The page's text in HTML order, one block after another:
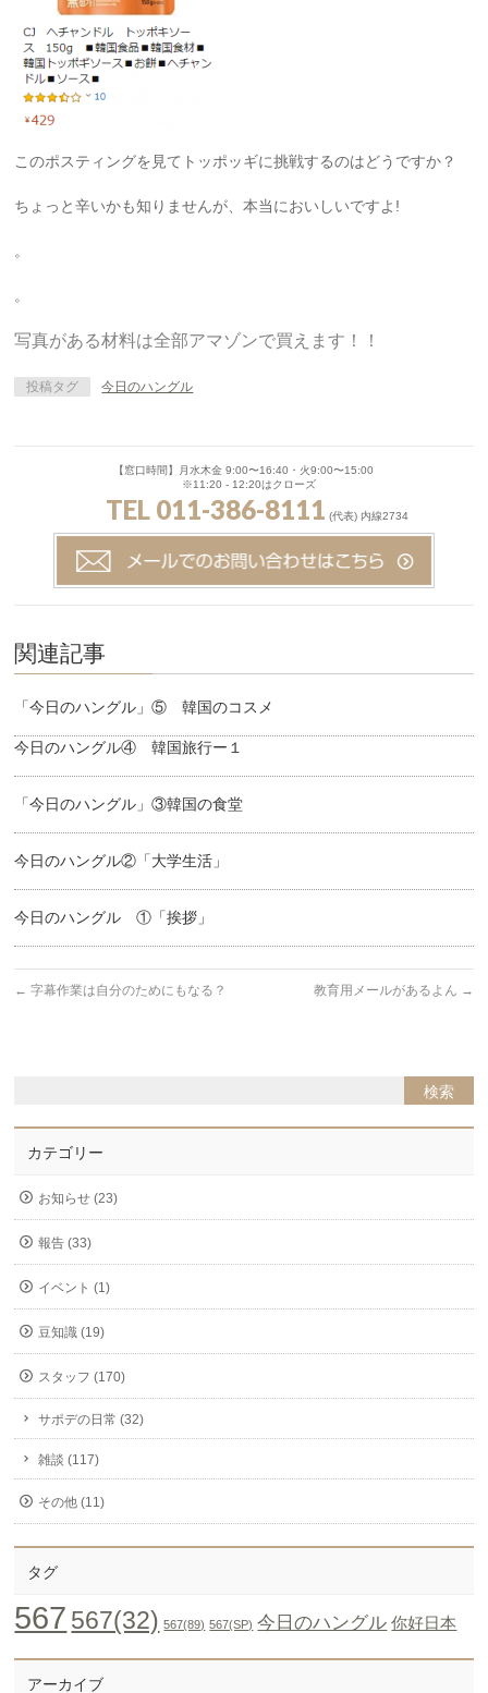
このポスティングを見てトッポッギに挑戦するのはどうですか？
ちょっと辛いかも知りませんが、本当においしいですよ!
。
。
写真がある材料は全部アマゾンで買えます！！
投稿タグ 今日のハングル
【窓口時間】月水木金 9:00〜16:40・火9:00〜15:00
※11:20 - 12:20はクローズ
TEL 011-386-8111 (代表) 内線2734
関連記事
「今日のハングル」⑤ 韓国のコスメ
今日のハングル④ 韓国旅行ー１
「今日のハングル」③韓国の食堂
今日のハングル②「大学生活」
今日のハングル ①「挨拶」
← 字幕作業は自分のためにもなる？ 教育用メールがあるよん →
カテゴリー
お知らせ (23)
報告 (33)
イベント (1)
豆知識 (19)
スタッフ (170)
サポデの日常 (32)
雑談 (117)
その他 (11)
タグ
567 567(32) 567(89) 567(SP) 今日のハングル 你好日本
アーカイブ